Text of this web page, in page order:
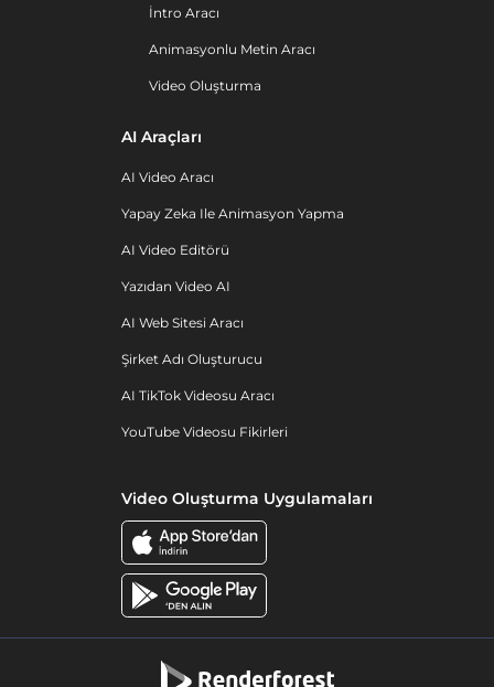
İntro Aracı
Animasyonlu Metin Aracı
Video Oluşturma
AI Araçları
AI Video Aracı
Yapay Zeka Ile Animasyon Yapma
AI Video Editörü
Yazıdan Video AI
AI Web Sitesi Aracı
Şirket Adı Oluşturucu
AI TikTok Videosu Aracı
YouTube Videosu Fikirleri
Video Oluşturma Uygulamaları